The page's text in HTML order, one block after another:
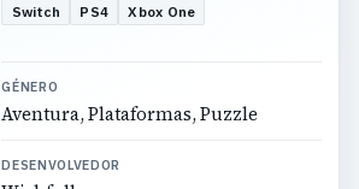
Switch
PS4 Xbox One
GÉNERO
Aventura, Plataformas, Puzzle
DESENVOLVEDOR